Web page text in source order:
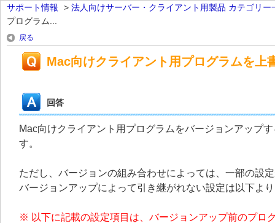
サポート情報 > 法人向けサーバー・クライアント用製品 カテゴリー
プログラム...
戻る
Mac向けクライアント用プログラムを上
回答
Mac向けクライアント用プログラムをバージョンアップ
す。
ただし、バージョンの組み合わせによっては、一部の設
バージョンアップによって引き継がれない設定は以下よ
※ 以下に記載の設定項目は、バージョンアップ前のプロ